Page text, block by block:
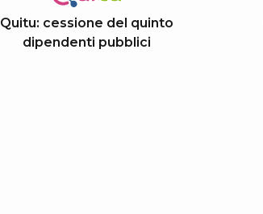
Quitu: cessione del quinto
dipendenti pubblici